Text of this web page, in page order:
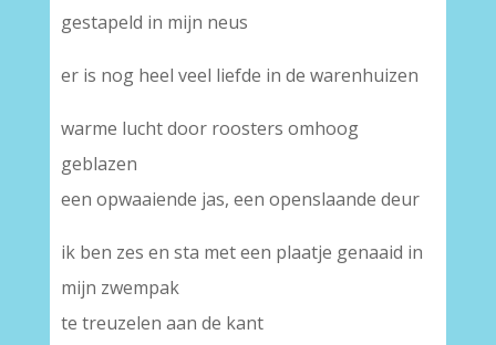
gestapeld in mijn neus
er is nog heel veel liefde in de warenhuizen
warme lucht door roosters omhoog
geblazen
een opwaaiende jas, een openslaande deur
ik ben zes en sta met een plaatje genaaid in
mijn zwempak
te treuzelen aan de kant